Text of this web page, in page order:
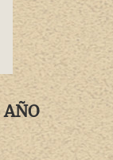
AÑO